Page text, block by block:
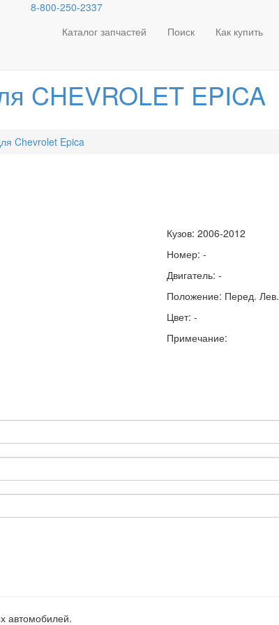
8-800-250-2337
Каталог запчастей
Поиск Как купить
CHEVROLET EPICA
Chevrolet Epica
Кузов: 2006-2012
Номер: -
Двигатель: -
Положение: Перед. Лев.
Цвет: -
Примечание:
автомобилей.